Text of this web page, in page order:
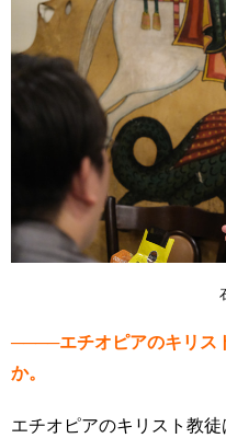
────エチオピアのキリス
か。 ‎
エチオピアのキリスト教